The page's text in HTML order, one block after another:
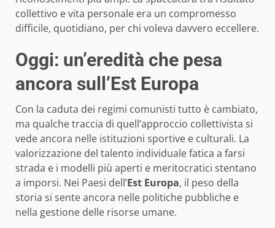
collettivo e vita personale era un compromesso
difficile, quotidiano, per chi voleva davvero eccellere.
Oggi: un’eredità che pesa
ancora sull’Est Europa
Con la caduta dei regimi comunisti tutto è cambiato,
ma qualche traccia di quell’approccio collettivista si
vede ancora nelle istituzioni sportive e culturali. La
valorizzazione del talento individuale fatica a farsi
strada e i modelli più aperti e meritocratici stentano
a imporsi. Nei Paesi dell’Est Europa, il peso della
storia si sente ancora nelle politiche pubbliche e
nella gestione delle risorse umane.